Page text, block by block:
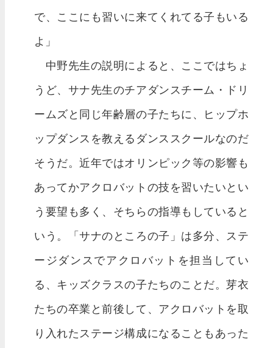
で、ここにも習いに来てくれてる子もいる
よ」
中野先生の説明によると、ここではちょ
うど、サナ先生のチアダンスチーム・ドリ
ームズと同じ年齢層の子たちに、ヒップホ
ップダンスを教えるダンススクールなのだ
そうだ。近年ではオリンピック等の影響も
あってかアクロバットの技を習いたいとい
う要望も多く、そちらの指導もしていると
いう。「サナのところの子」は多分、ステ
ージダンスでアクロバットを担当してい
る、キッズクラスの子たちのことだ。芽衣
たちの卒業と前後して、アクロバットを取
り入れたステージ構成になることもあった